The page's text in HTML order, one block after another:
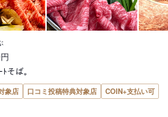
そば｡
象店 口コミ投稿特典対象店
COIN+支払い可